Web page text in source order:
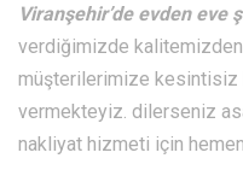
Viranşehir’deevden eve
verdiğimizde
müşterilerimize
vermekteyiz. dilerseniz
nakliyat hizmeti için